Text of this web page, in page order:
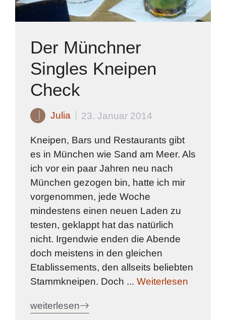
Der Münchner
Singles Kneipen
Check
Julia 23. Januar 2014
Kneipen, Bars und Restaurants gibt
es in München wie Sand am Meer. Als
ich vor ein paar Jahren neu nach
München gezogen bin, hatte ich mir
vorgenommen, jede Woche
mindestens einen neuen Laden zu
testen, geklappt hat das natürlich
nicht. Irgendwie enden die Abende
doch meistens in den gleichen
Etablissements, den allseits beliebten
Stammkneipen. Doch ... Weiterlesen
weiterlesen